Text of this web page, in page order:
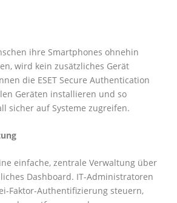
ihre Smartphones ohnehin
wird kein zusätzliches Gerät
die ESET Secure Authentication
Geräten installieren und so
sicher auf Systeme zugreifen.
einfache, zentrale Verwaltung über
Dashboard. IT-Administratoren
Faktor-Authentifizierung steuern,